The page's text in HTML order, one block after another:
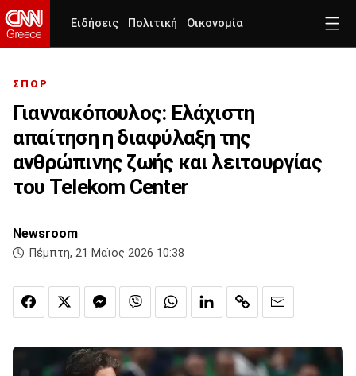
Ειδήσεις Πολιτική Οικονομία
ΣΠΟΡ
Γιαννακόπουλος: Ελάχιστη
απαίτηση η διαφύλαξη της
ανθρώπινης ζωής και λειτουργίας
του Telekom Center
Newsroom
Πέμπτη, 21 Μαϊος 2026 10:38